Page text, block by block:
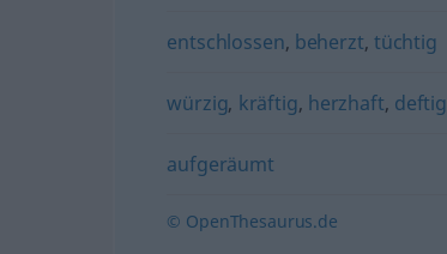
entschlossen, beherzt, tüchtig
würzig, kräftig, herzhaft, deftig
aufgeräumt
© OpenThesaurus.de